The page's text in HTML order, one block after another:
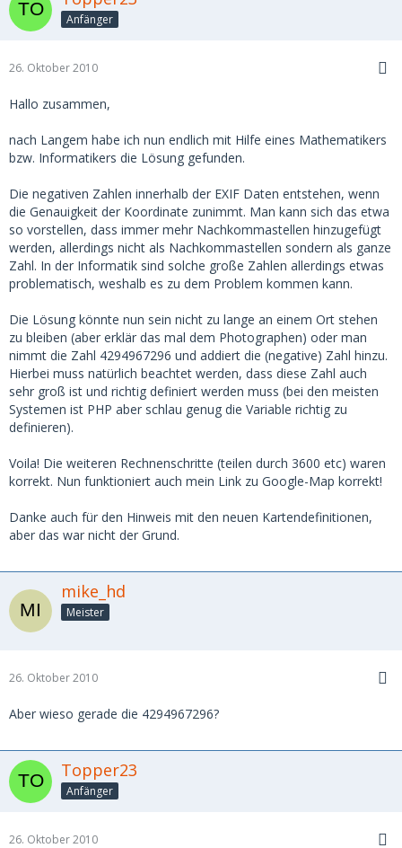
Anfänger
26. Oktober 2010
Hallo zusammen,
nach Langem habe ich nun endlich mit Hilfe eines Mathematikers
bzw. Informatikers die Lösung gefunden.
Die negativen Zahlen innerhalb der EXIF Daten entstehen, wenn
die Genauigkeit der Koordinate zunimmt. Man kann sich das etwa
so vorstellen, dass immer mehr Nachkommastellen hinzugefügt
werden, allerdings nicht als Nachkommastellen sondern als ganze
Zahl. In der Informatik sind solche große Zahlen allerdings etwas
problematisch, weshalb es zu dem Problem kommen kann.
Die Lösung könnte nun sein nicht zu lange an einem Ort stehen
zu bleiben (aber erklär das mal dem Photographen) oder man
nimmt die Zahl 4294967296 und addiert die (negative) Zahl hinzu.
Hierbei muss natürlich beachtet werden, dass diese Zahl auch
sehr groß ist und richtig definiert werden muss (bei den meisten
Systemen ist PHP aber schlau genug die Variable richtig zu
definieren).
Voila! Die weiteren Rechnenschritte (teilen durch 3600 etc) waren
korrekt. Nun funktioniert auch mein Link zu Google-Map korrekt!
Danke auch für den Hinweis mit den neuen Kartendefinitionen,
aber das war nicht der Grund.
mike_hd
Meister
26. Oktober 2010
Aber wieso gerade die 4294967296?
Topper23
Anfänger
26. Oktober 2010